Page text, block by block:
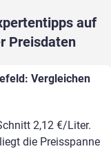
auf
Preisdaten
Vergleichen
2,12 €/Liter.
die Preisspanne